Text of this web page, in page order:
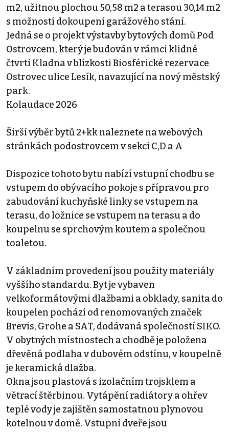
m2, užitnou plochou 50,58 m2 a terasou 30,14 m2
s možností dokoupení garážového stání.
Jedná se o projekt výstavby bytových domů Pod
Ostrovcem, který je budován v rámci klidné
čtvrti Kladna v blízkosti Biosférické rezervace
Ostrovec ulice Lesík, navazující na nový městský
park.
Kolaudace 2026
Širší výběr bytů 2+kk naleznete na webových
stránkách podostrovcem v sekci C,D a A
Dispozice tohoto bytu nabízí vstupní chodbu se
vstupem do obývacího pokoje s přípravou pro
zabudování kuchyňské linky se vstupem na
terasu, do ložnice se vstupem na terasu a do
koupelnu se sprchovým koutem a společnou
toaletou.
V základním provedení jsou použity materiály
vyššího standardu. Byt je vybaven
velkoformátovými dlažbami a obklady, sanita do
koupelen pochází od renomovaných značek
Brevis, Grohe a SAT, dodávaná společností SIKO.
V obytných místnostech a chodbě je položena
dřevěná podlaha v dubovém odstínu, v koupelně
je keramická dlažba.
Okna jsou plastová s izolačním trojsklem a
větrací štěrbinou. Vytápění radiátory a ohřev
teplé vody je zajištěn samostatnou plynovou
kotelnou v domě. Vstupní dveře jsou